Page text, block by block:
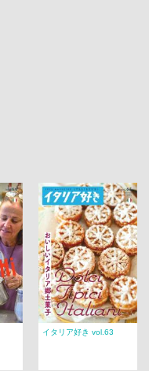
イタリア好き vol.63